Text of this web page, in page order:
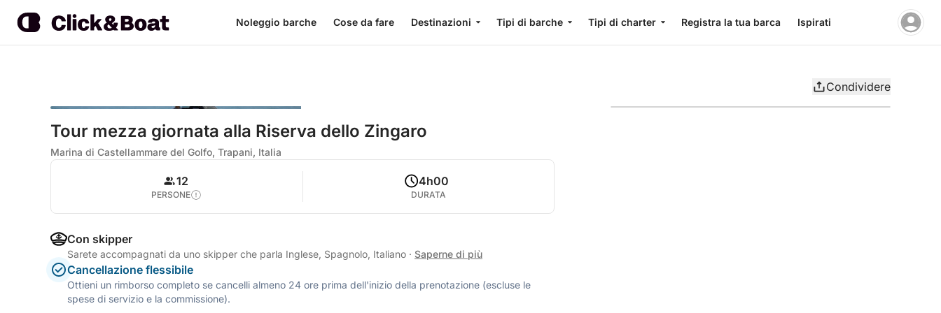
Noleggio barche Cose da fare Destinazioni Tipi di barche Tipi di charter Registra la tua barca Ispirati
Condividere
Tour mezza giornata alla Riserva dello Zingaro
Marina di Castellammare del Golfo, Trapani, Italia
12
PERSONE
4h00
DURATA
Con skipper
Sarete accompagnati da uno skipper che parla Inglese, Spagnolo, Italiano · Saperne di più
Cancellazione flessibile
Ottieni un rimborso completo se cancelli almeno 24 ore prima dell'inizio della prenotazione (escluse le
spese di servizio e la commissione).